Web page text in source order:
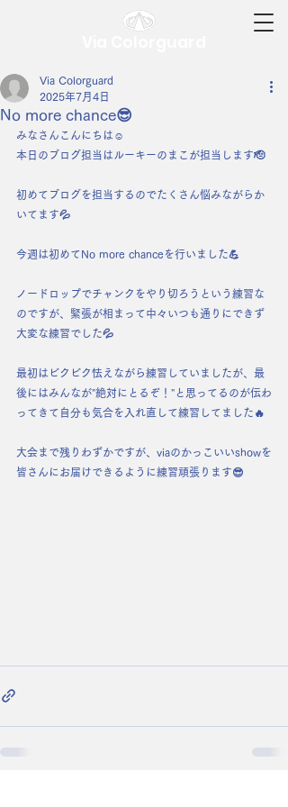
No more chance😎
Via Colorguard
2025年7月4日
みなさんこんにちは☺️
本日のブログ担当はルーキーのまこが担当します🫡
初めてブログを担当するのでたくさん悩みながらか
いてます💦
今週は初めてNo more chanceを行いました💪
ノードロップでチャンクをやり切ろうという練習な
のですが、緊張が相まって中々いつも通りにできず
大変な練習でした💦
最初はビクビク怯えながら練習していましたが、最
後にはみんなが"絶対にとるぞ！"と思ってるのが伝わ
ってきて自分も気合を入れ直して練習してました🔥
大会まで残りわずかですが、viaのかっこいいshowを
皆さんにお届けできるように練習頑張ります😎